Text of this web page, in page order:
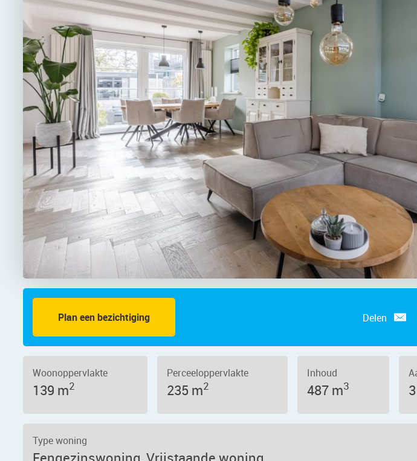
Dorpsstraat 1043, 1566 JE – Foto 2
Plan een bezichtiging Delen
Woonoppervlakte
139 m2
Perceeloppervlakte
235 m2
Inhoud
487 m3 3
Type woning